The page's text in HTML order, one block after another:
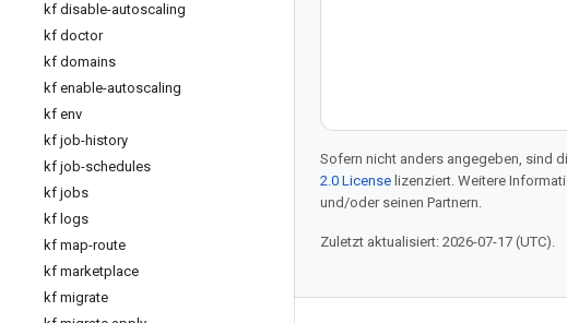
kf disable-autoscaling
kf doctor
kf domains
kf enable-autoscaling
kf env
kf job-history
kf job-schedules
kf jobs
kf logs
kf map-route
kf marketplace
kf migrate
Sofern nicht anders angegeben, sind
2.0 License lizenziert. Weitere
und/oder seinen Partnern.
Zuletzt aktualisiert: 2026-07-17 (UTC).